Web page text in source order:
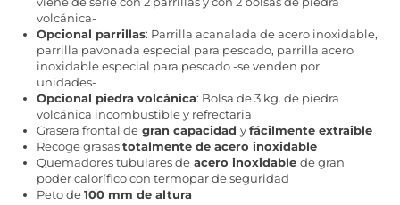
volcánica-
Opcional parrillas: Parrilla acanalada de acero inoxidable,
parrilla pavonada especial para pescado, parrilla acero
inoxidable especial para pescado -se venden por
unidades-
Opcional piedra volcánica: Bolsa de 3 kg. de piedra
volcánica incombustible y refrectaria
Grasera frontal de gran capacidad yfácilmente extraible
Recoge grasastotalmente de acero inoxidable
Quemadores tubulares de acero inoxidable de gran
poder calorífico con termopar de seguridad
Peto de100 mm de altura